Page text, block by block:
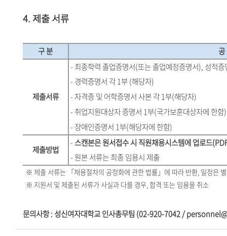
4. 제출 서류
구 분 공
제출서류
- 최종학력 졸업증명서(또는 졸업예정증명서), 성적증
- 경력증명서 각 1부 (해당자)
- 자격증 및 어학증명서 사본 각 1부(해당자)
- 취업지원대상자 증명서 1부(국가보훈대상자에 한함)
- 장애인증명서 1부(해당자에 한함)
제출방법
-스캔본은 원서접수 시 직원채용시스템에 업로드
- 원본 서류는 최종 임용시 제출
※ 제출 서류는 「채용절차의 공정화에 관한 법률」에 따라 반환, 일정은
※ 지원서 및 제출된 서류가 사실과 다를 경우, 합격 또는 임용을 취소
문의사항 : 성신여자대학교 인사총무팀 (02-920-7042 /